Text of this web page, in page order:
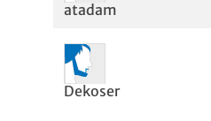
atadam
Dekoser